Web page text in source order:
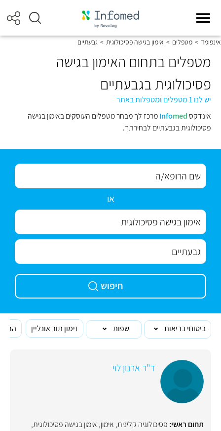
אינפומד > מטפלים > אימון בגישה פסיכולוגית > גבעתיים
מטפלים בתחום האימון בגישה
פסיכולוגית בגבעתיים
יש לנו 1 מטפלים ומטפלות באתר
אינדקס
Infomed
מרכז לך מבחר מטפלים העוסקים באימון בגישה
פסיכולוגית בגבעתיים לבחירתך.
או
חיפוש
ביטוחי בריאות שפות זימון תור אונליין
ד"ר ארנון לוי
תחום ראשי: פסיכולוגיה קלינית, אימון, אימון בגישה פסיכולוגית,